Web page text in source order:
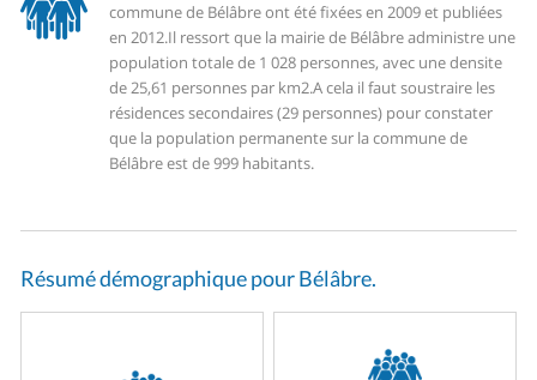
commune de Bélâbre ont été fixées en 2009 et publiées
en 2012.Il ressort que la mairie de Bélâbre administre une
population totale de 1 028 personnes, avec une densite
de 25,61 personnes par km2.A cela il faut soustraire les
résidences secondaires (29 personnes) pour constater
que la population permanente sur la commune de
Bélâbre est de 999 habitants.
Résumé démographique pour Bélâbre.